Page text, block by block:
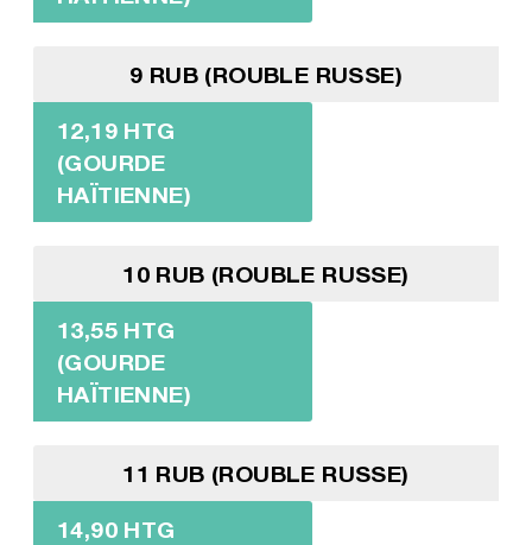
9 RUB (ROUBLE RUSSE)
12,19 HTG
(GOURDE
HAÏTIENNE)
10 RUB (ROUBLE RUSSE)
13,55 HTG
(GOURDE
HAÏTIENNE)
11 RUB (ROUBLE RUSSE)
14,90 HTG